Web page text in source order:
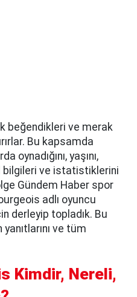
beğendikleri ve merak
Bu kapsamda
oynadığını, yaşını,
bilgileri ve istatistiklerini
Gündem Haber spor
adlı oyuncu
derleyip topladık. Bu
yanıtlarını ve tüm
Kimdir, Nereli,